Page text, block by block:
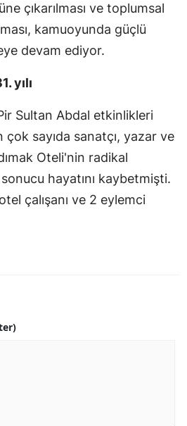
çıkarılması ve toplumsal
kamuoyunda güçlü
devam ediyor.
yılı
Sultan Abdal etkinlikleri
çok sayıda sanatçı, yazar ve
Oteli'nin radikal
hayatını kaybetmişti.
çalışanı ve 2 eylemci